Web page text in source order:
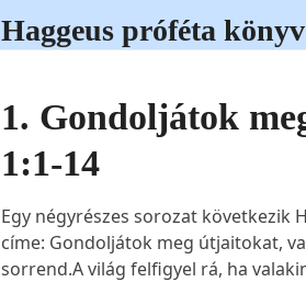
Haggeus próféta
1. Gondoljátok
1:1-14
Egy négyrészes sorozat következik
címe: Gondoljátok meg útjaitokat,
sorrend.A világ felfigyel rá, ha